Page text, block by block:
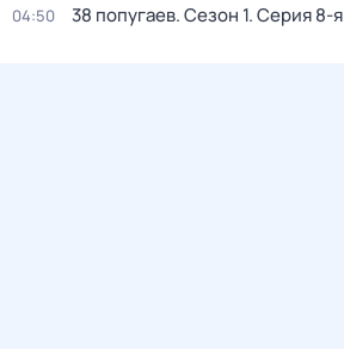
04:50 38 попугаев. Сезон 1. Серия 8-я